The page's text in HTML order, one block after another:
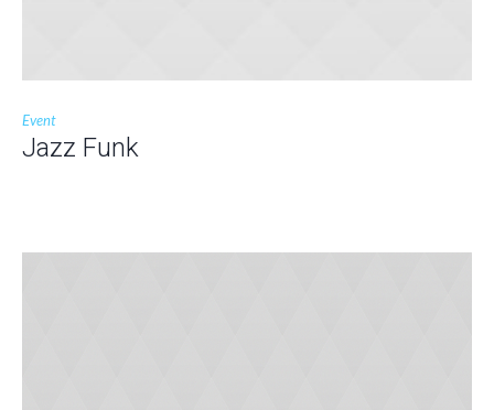
Event
Jazz Funk